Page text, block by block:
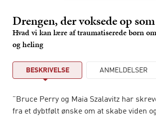
Drengen, der voksede op
Hvad vi kan lære af traumatiserede børn
og heling
BESKRIVELSE ANMELDELSER
”Bruce Perry og Maia Szalavitz har
fra et dybtfølt ønske om at skabe viden